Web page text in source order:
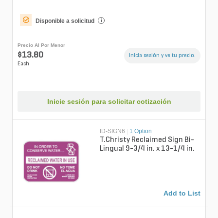
Disponible a solicitud i
Precio Al Por Menor
$13.80
Each
Inicia sesión y ve tu precio.
Inicie sesión para solicitar cotización
ID-SIGN6 | 1 Option
T.Christy Reclaimed Sign Bi-
Lingual 9-3/4 in. x 13-1/4 in.
Add to List